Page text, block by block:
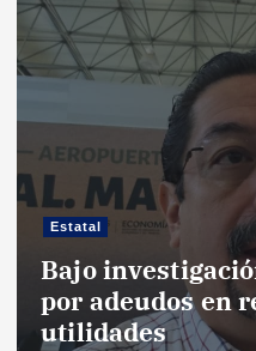
Estatal
Bajo
por adeudos en
utilidades